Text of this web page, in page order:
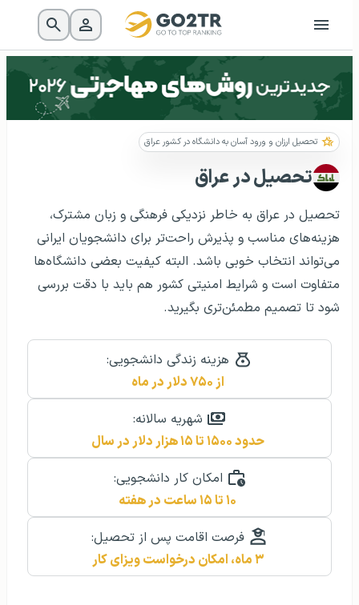
تحصیل ارزان و ورود آسان به دانشگاه در کشور عراق
تحصیل در عراق
تحصیل در عراق به خاطر نزدیکی فرهنگی و زبان مشترک،
هزینه‌های مناسب و پذیرش راحت‌تر برای دانشجویان ایرانی
می‌تواند انتخاب خوبی باشد. البته کیفیت بعضی دانشگاه‌ها
متفاوت است و شرایط امنیتی کشور هم باید با دقت بررسی
شود تا تصمیم مطمئن‌تری بگیرید.
هزینه زندگی دانشجویی:
از ۷۵۰ دلار در ماه
شهریه سالانه:
حدود ۱۵۰۰ تا ۱۵ هزار دلار در سال
امکان کار دانشجویی:
۱۰ تا ۱۵ ساعت در هفته
فرصت اقامت پس از تحصیل:
۳ ماه، امکان درخواست ویزای کار